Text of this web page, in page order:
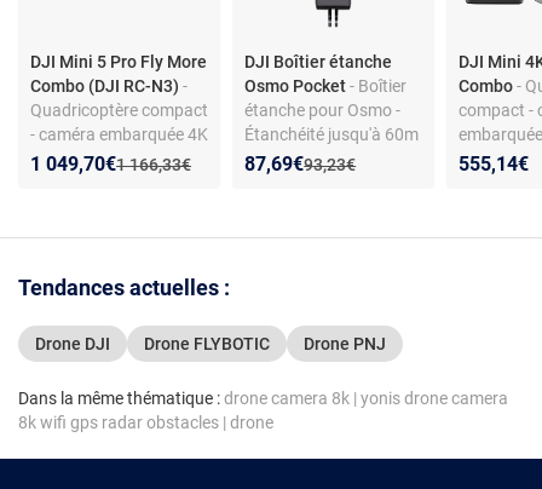
DJI Mini 5 Pro Fly More
Combo (DJI RC-N3) -
Quadricoptère compact
- caméra embarquée 4K
120p - FOV 84° -
durée de vol 34 minutes
Ancien prix :
1 166,33€
Nouveau prix :
1 049,70€
Réduction de :
DJI Boîtier étanche
Osmo Pocket- Boîtier
étanche pour Osmo -
Étanchéité jusqu'à 60m
- Supports de montage
Ancien prix :
93,23€
Nouveau prix :
87,69€
Réduction de :
DJI Mini
Combo-
compact -
83° -
555,14€
Tendances actuelles :
Drone DJI Drone FLYBOTIC Drone PNJ
Dans la même thématique :drone camera 8k | yonis drone camera
8k wifi gps radar obstacles | drone